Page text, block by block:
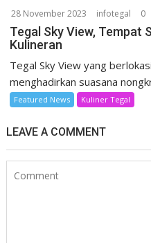
28 November 2023 infotegal 0
Tegal Sky View, Tempat
Kulineran
Tegal Sky View yang
menghadirkan suasana
Featured News Kuliner Tegal
LEAVE A COMMENT